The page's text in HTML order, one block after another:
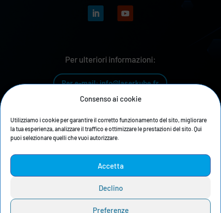
Consenso ai cookie
Utilizziamo i cookie per garantire il corretto funzionamento del sito, migliorare
la tua esperienza, analizzare il traffico e ottimizzare le prestazioni del sito. Qui
puoi selezionare quelli che vuoi autorizzare.
Accetta
Declino
Preferenze
Per ulteriori informazioni:
Per e-mail: info@laserkube.fr
La nostra storia
Informativa sulla privacy
Informazioni legali